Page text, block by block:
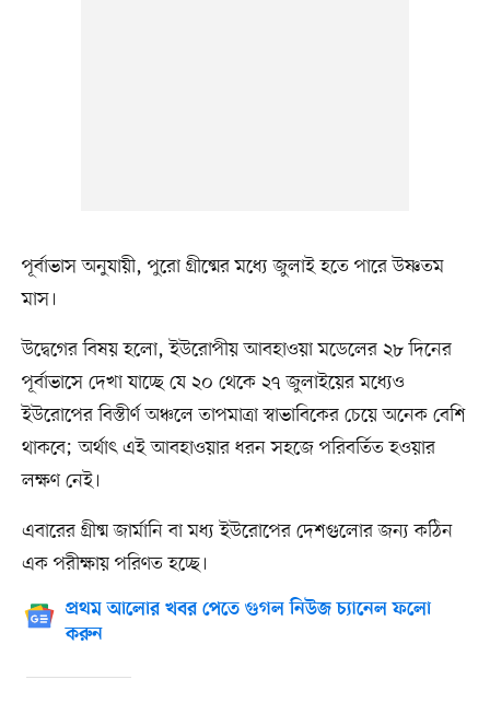
পূর্বাভাস অনুযায়ী, পুরো গ্রীষ্মের মধ্যে জুলাই হতে পারে উষ্ণতম
মাস।
উদ্বেগের বিষয় হলো, ইউরোপীয় আবহাওয়া মডেলের ২৮ দিনের
পূর্বাভাসে দেখা যাচ্ছে যে ২০ থেকে ২৭ জুলাইয়ের মধ্যেও
ইউরোপের বিস্তীর্ণ অঞ্চলে তাপমাত্রা স্বাভাবিকের চেয়ে অনেক বেশি
থাকবে; অর্থাৎ এই আবহাওয়ার ধরন সহজে পরিবর্তিত হওয়ার
লক্ষণ নেই।
এবারের গ্রীষ্ম জার্মানি বা মধ্য ইউরোপের দেশগুলোর জন্য কঠিন
এক পরীক্ষায় পরিণত হচ্ছে।
প্রথম আলোর খবর পেতে গুগল নিউজ চ্যানেল ফলো
করুন